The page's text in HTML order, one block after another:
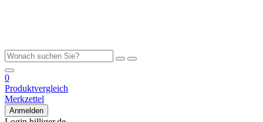
0
Produktvergleich
Merkzettel
Anmelden